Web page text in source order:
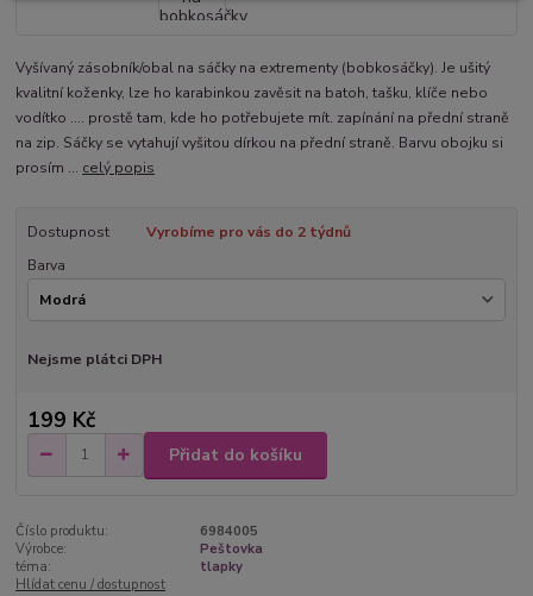
Vyšívaný zásobník/obal na sáčky na extrementy (bobkosáčky). Je ušitý
kvalitní koženky, lze ho karabinkou zavěsit na batoh, tašku, klíče nebo
vodítko .... prostě tam, kde ho potřebujete mít. zapínání na přední straně
na zip. Sáčky se vytahují vyšitou dírkou na přední straně. Barvu obojku si
prosím ... celý popis
Dostupnost
Vyrobíme pro vás do 2 týdnů
Barva
Nejsme plátci DPH
199 Kč
Přidat do košíku
Číslo produktu:
6984005
Výrobce:
Peštovka
téma:
tlapky
Hlídat cenu / dostupnost